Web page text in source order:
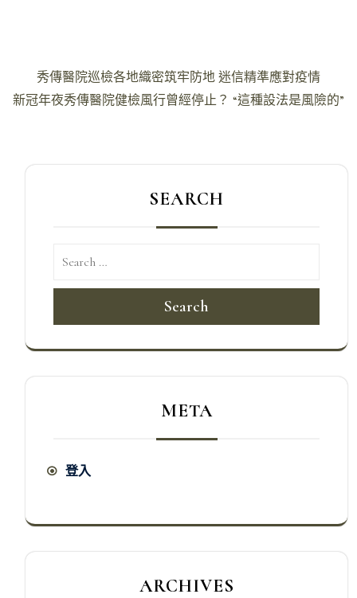
章
秀傳醫院巡檢各地織密筑牢防地 迷信精準應對疫情
新冠年夜秀傳醫院健檢風行曾經停止？ “這種設法是風險的”
SEARCH
Search
META
登入
ARCHIVES